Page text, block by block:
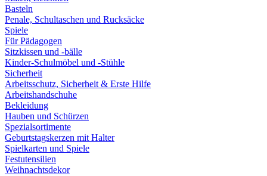
Basteln
Penale, Schultaschen und Rucksäcke
Spiele
Für Pädagogen
Sitzkissen und -bälle
Kinder-Schulmöbel und -Stühle
Sicherheit
Arbeitsschutz, Sicherheit & Erste Hilfe
Arbeitshandschuhe
Bekleidung
Hauben und Schürzen
Spezialsortimente
Geburtstagskerzen mit Halter
Spielkarten und Spiele
Festutensilien
Weihnachtsdekor